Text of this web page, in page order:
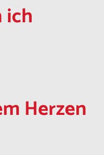
ich
Herzen